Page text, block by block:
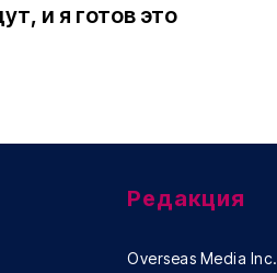
и я готов это
Редакция
Overseas Media Inc.